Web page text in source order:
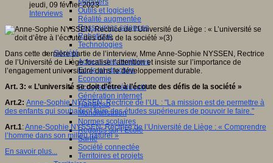
Métavers
Outils et logiciels
Réalité augmentée
Ressources sciences
Robotique
Technologies
Société
Acteurs des territoires
Ecole et structure
Economie
Ecosystème éducatif
Génération internet
Handicap
Mondialisation
Normes scolaires
Regards sur l’Ecole
Santé
Société connectée
Territoires et projets
jeudi, 09 février 2023
Interviews
Dans cette dernière partie de l’interview, Mme Anne-Sophie NYSSEN, Rectrice
de l’Université de Liège focalise l’attention et insiste sur l’importance de
l’engagement universitaire dans le développement durable.
Art. 3: « L’université se doit d’être à l’écoute des défis de la société »
Art.2: Anne-Sophie NYSSEN, Rectrice de l’UL : "La mission est de permettre à
des enfants qui souhaitent faire des études supérieures de pouvoir le faire."
Art.1:Anne-Sophie NYSSEN, Rectrice de l’Université de Liège : « Comprendre
l’homme dans son milieu naturel »
En savoir plus...